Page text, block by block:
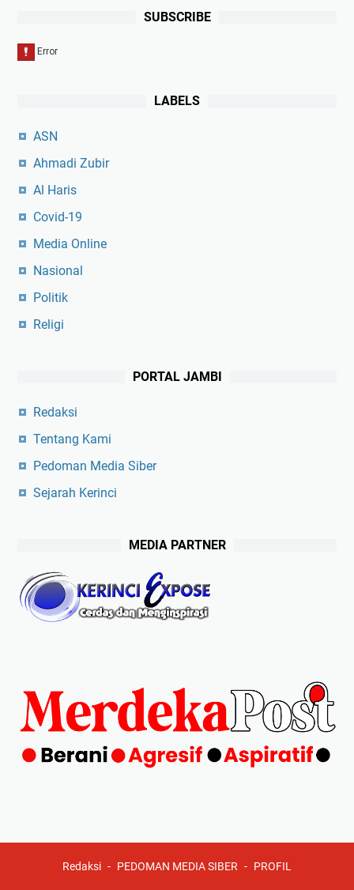
SUBSCRIBE
LABELS
ASN
Ahmadi Zubir
Al Haris
Covid-19
Media Online
Nasional
Politik
Religi
PORTAL JAMBI
Redaksi
Tentang Kami
Pedoman Media Siber
Sejarah Kerinci
MEDIA PARTNER
Redaksi PEDOMAN MEDIA SIBER PROFIL